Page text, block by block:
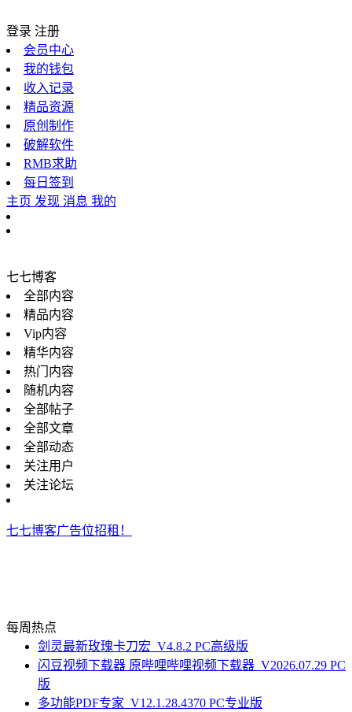
登录 注册
会员中心
我的钱包
收入记录
精品资源
原创制作
破解软件
RMB求助
每日签到
主页 发现 消息 我的
七七博客
全部内容
精品内容
Vip内容
精华内容
热门内容
随机内容
全部帖子
全部文章
全部动态
关注用户
关注论坛
七七博客广告位招租！
每周热点
剑灵最新玫瑰卡刀宏_V4.8.2 PC高级版
闪豆视频下载器 原哔哩哔哩视频下载器_V2026.07.29 PC
版
多功能PDF专家_V12.1.28.4370 PC专业版